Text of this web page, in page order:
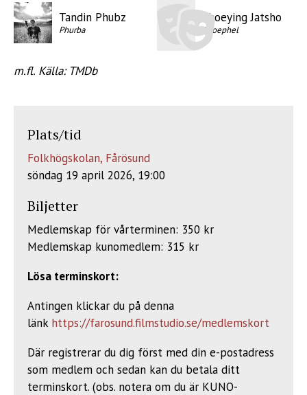
Tandin Phubz
Phurba
Choeying Jatsho
Choephel
m.fl. Källa: TMDb
Plats/tid
Folkhögskolan, Fårösund
söndag 19 april 2026, 19:00
Biljetter
Medlemskap för vårterminen: 350 kr
Medlemskap kunomedlem: 315 kr
Lösa terminskort:
Antingen klickar du på denna
länk https://farosund.filmstudio.se/medlemskort
Där registrerar du dig först med din e-postadress
som medlem och sedan kan du betala ditt
terminskort. (obs. notera om du är KUNO-